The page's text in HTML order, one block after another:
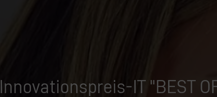
Innovationspreis-IT "BEST